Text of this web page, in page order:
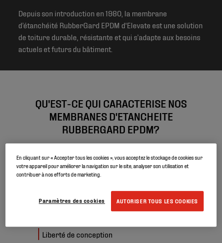
Depuis son introduction en 1980, la membrane
d’étanchéité RubberGard EPDM d'Elevate est une solution
de toiture durable, résistante et qui s’adapte aux besoins
actuels et futurs du bâtiment.
QU'EST-CE QUI CARACTERISE NOS
MEMBRANES D'ETANCHEITE
RUBBERGARD EPDM?
Espérance de vie de plus de 50 ans
Résistance exceptionnelle aux intempéries, à la
Compatible avec les toitures végétalisées et les
Liberté de conception
En cliquant sur « Accepter tous les cookies », vous acceptez le stockage de cookies sur
votre appareil pour améliorer la navigation sur le site, analyser son utilisation et
contribuer à nos efforts de marketing.
AUTORISER TOUS LES COOKIES
Paramètres des cookies